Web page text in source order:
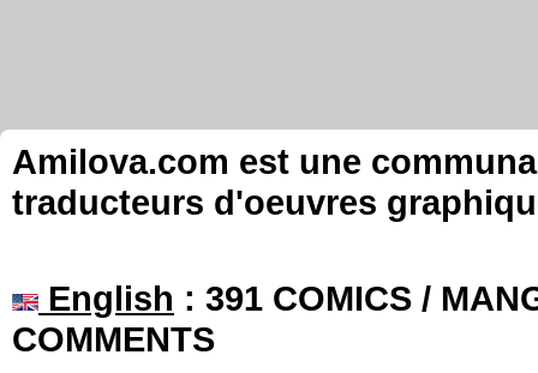
Amilova.com est une
traducteurs d'oeuvres
English : 391 COMICS /
COMMENTS